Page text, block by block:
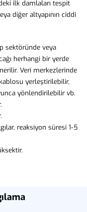
ilk damlaları tespit
diğer altyapının ciddi
sektöründe veya
herhangi bir yerde
Veri merkezlerinde
yerleştirilebilir,
yönlendirilebilir vb.
reaksiyon süresi 1-5